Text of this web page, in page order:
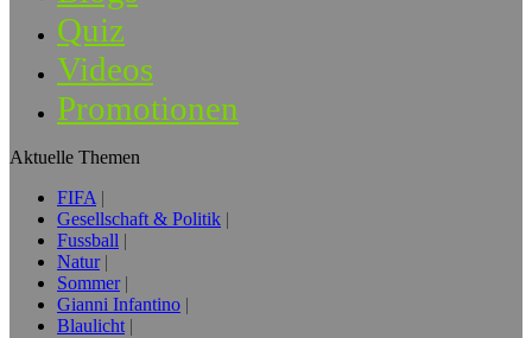
Quiz
Videos
Promotionen
Aktuelle Themen
FIFA
Gesellschaft & Politik
Fussball
Natur
Sommer
Gianni Infantino
Blaulicht